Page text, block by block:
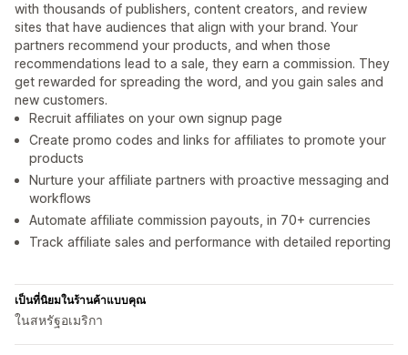
with thousands of publishers, content creators, and review
sites that have audiences that align with your brand. Your
partners recommend your products, and when those
recommendations lead to a sale, they earn a commission. They
get rewarded for spreading the word, and you gain sales and
new customers.
Recruit affiliates on your own signup page
Create promo codes and links for affiliates to promote your
products
Nurture your affiliate partners with proactive messaging and
workflows
Automate affiliate commission payouts, in 70+ currencies
Track affiliate sales and performance with detailed reporting
เป็นที่นิยมในร้านค้าแบบคุณ
ในสหรัฐอเมริกา